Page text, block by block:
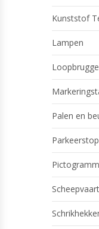
Kunststof
Lampen
Palen en